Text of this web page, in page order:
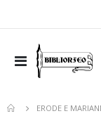
Toggle
Nav
ERODE E